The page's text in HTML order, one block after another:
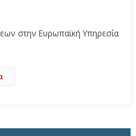
στην Ευρωπαϊκή Υπηρεσία